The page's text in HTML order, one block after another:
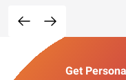
Get